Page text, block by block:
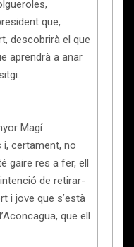
que,
descobrirà el que
aprendrà a anar
Magí
i, certament, no
gaire res a fer, ell
de retirar-
i jove que s’està
que ell